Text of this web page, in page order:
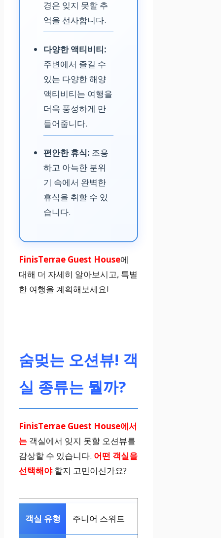
경은 잊지 못할 추
억을 선사합니다.
다양한 액티비티:
주변에서 즐길 수
있는 다양한 해양
액티비티는 여행을
더욱 풍성하게 만
들어줍니다.
편안한 휴식: 조용
하고 아늑한 분위
기 속에서 완벽한
휴식을 취할 수 있
습니다.
FinisTerrae Guest House에
대해 더 자세히 알아보시고, 특별
한 여행을 계획해보세요!
숨멎는 오션뷰! 객
실 종류는 뭘까?
FinisTerrae Guest House에서
는 객실에서 잊지 못할 오션뷰를
감상할 수 있습니다. 어떤 객실을
선택해야할지 고민이신가요?
주니어 스위트